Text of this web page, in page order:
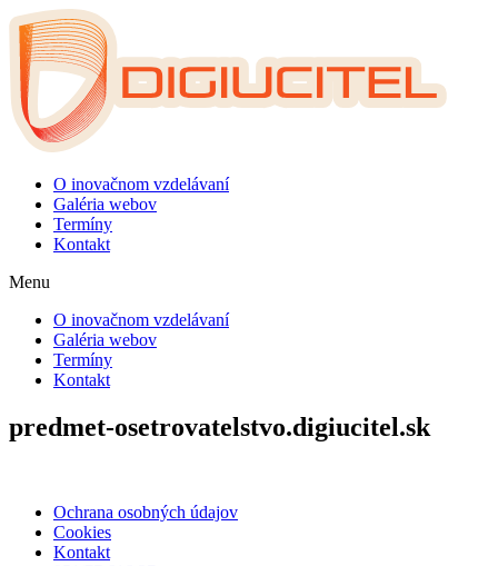
Preskočiť
na
obsah
O inovačnom vzdelávaní
Galéria webov
Termíny
Kontakt
Menu
O inovačnom vzdelávaní
Galéria webov
Termíny
Kontakt
predmet-osetrovatelstvo.digiucitel.sk
Ochrana osobných údajov
Cookies
Kontakt